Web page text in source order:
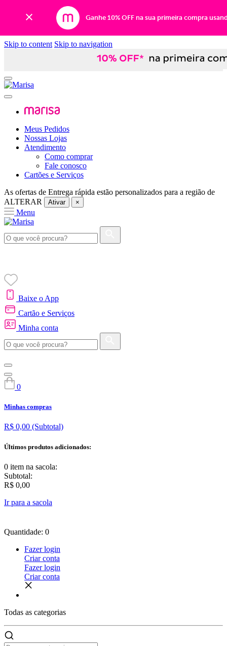
Ganhe 10% OFF na sua primeira compra
Skip to content Skip to navigation
Meus Pedidos
Nossas Lojas
Atendimento
Como comprar
Fale conosco
Cartões e Serviços
As ofertas de Entrega rápida estão personalizados para a região de
ALTERAR
Ativar ×
Menu
Baixe o App
Cartão e Serviços
Minha conta
0
Minhas compras
R$ 0,00 (Subtotal)
Últimos produtos adicionados:
0 item na sacola:
Subtotal:
R$ 0,00
Ir para a sacola
Quantidade: 0
Fazer login
Criar conta
Fazer login
Criar conta
Todas as categorias